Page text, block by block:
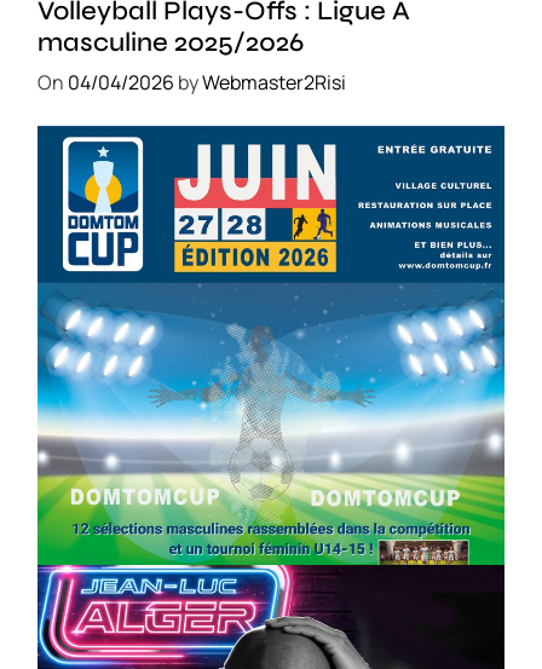
Volleyball Plays-Offs : Ligue A
masculine 2025/2026
On 04/04/2026 byWebmaster2Risi
SPORT COMPÉTITIONS FOOTBALL JEUNESSE & SPORTS
Foot : la DTC 2026 approche
On03/04/2026byWebmaster2Risi